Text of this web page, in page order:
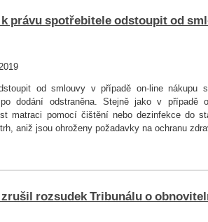
právu spotřebitele odstoupit od
od smlouvy v případě on-line nákupu
dodání odstraněna. Stejně jako v případě
matraci pomocí čištění nebo dezinfekce do
aniž jsou ohroženy požadavky na ochranu
rozsudek Tribunálu o